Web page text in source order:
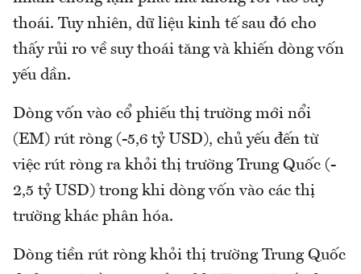
thoái. Tuy nhiên, dữ liệu kinh tế sau đó cho
thấy rủi ro về suy thoái tăng và khiến dòng vốn
yếu dần.
Dòng vốn vào cổ phiếu thị trường mới nổi
(EM) rút ròng (-5,6 tỷ USD), chủ yếu đến từ
việc rút ròng ra khỏi thị trường Trung Quốc (-
2,5 tỷ USD) trong khi dòng vốn vào các thị
trường khác phân hóa.
Dòng tiền rút ròng khỏi thị trường Trung Quốc